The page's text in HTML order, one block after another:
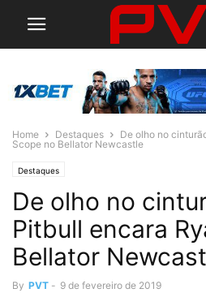
Home Destaques
De olho no
Scope no Bellator Newcastle
Destaques
De olho no
Pitbull encara
Bellator
By PVT - 9 de fevereiro de 2019